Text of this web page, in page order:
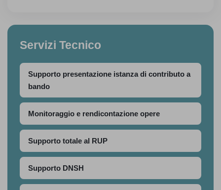
Servizi Tecnico
Supporto presentazione istanza di contributo a
bando
Monitoraggio e rendicontazione opere
Supporto totale al RUP
Supporto DNSH